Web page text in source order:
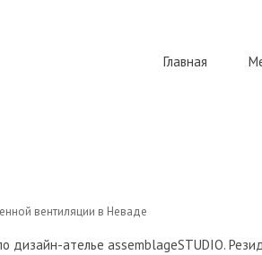
Главная
вентиляции в Неваде
дизайн-ателье assemblageSTUDIO.